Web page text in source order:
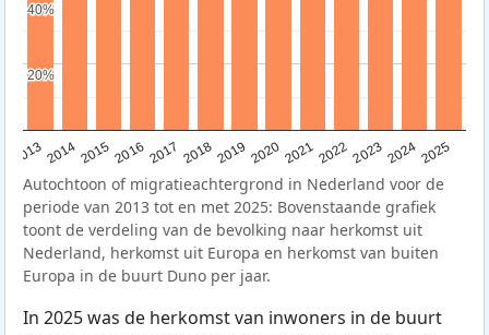
20132014201520162017 20182019 202020212022202320242025
20%
20%
40%
40%
Autochtoon of migratieachtergrond in Nederland voor de
periode van 2013 tot en met 2025: Bovenstaande grafiek
toont de verdeling van de bevolking naar herkomst uit
Nederland, herkomst uit Europa en herkomst van buiten
Europa in de buurt Duno per jaar.
In 2025 was de herkomst van inwoners in de buurt